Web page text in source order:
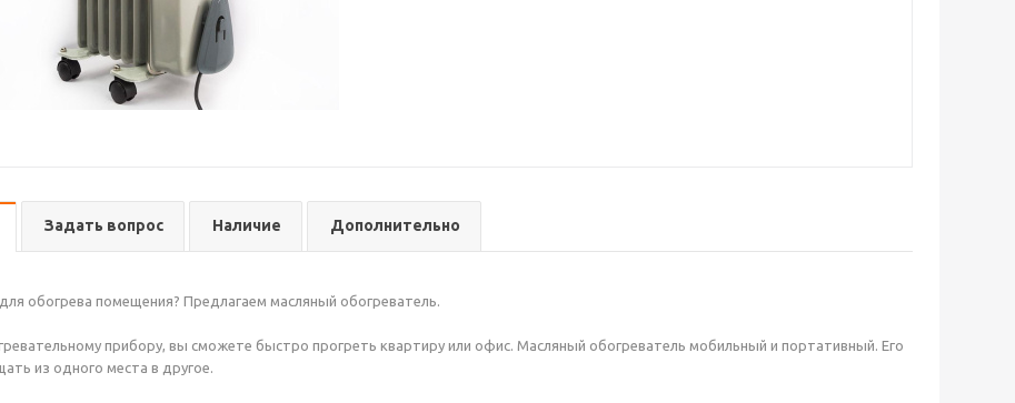
Задать вопрос Наличие Дополнительно
обогрева помещения? Предлагаем масляный обогреватель.
прибору, вы сможете быстро прогреть квартиру или офис. Масляный обогреватель мобильный и портативный. Его
из одного места в другое.